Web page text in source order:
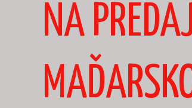
NA